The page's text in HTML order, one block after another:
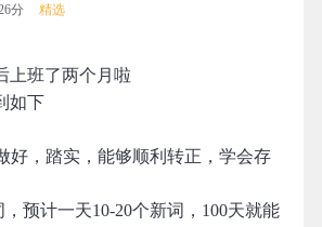
分 精选
上班了两个月啦
如下
好，踏实，能够顺利转正，学会存
预计一天10-20个新词，100天就能